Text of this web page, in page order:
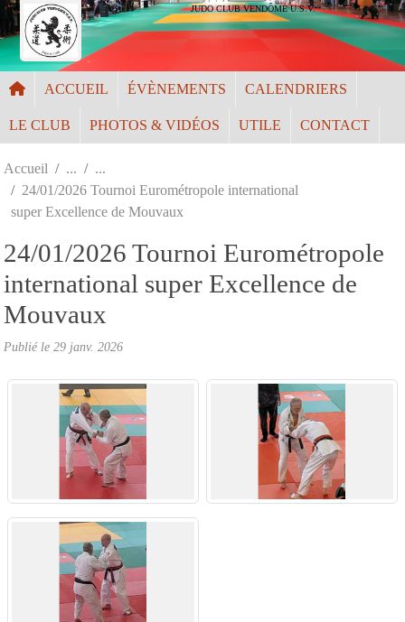
JUDO CLUB VENDÔME U.S.V.
ACCUEIL ÉVÈNEMENTS CALENDRIERS
LE CLUB PHOTOS & VIDÉOS UTILE CONTACT
Accueil
24/01/2026 Tournoi Eurométropole international
super Excellence de Mouvaux
24/01/2026 Tournoi Eurométropole
international super Excellence de
Mouvaux
Publié le 29 janv. 2026
Panneau de gestion des cookies